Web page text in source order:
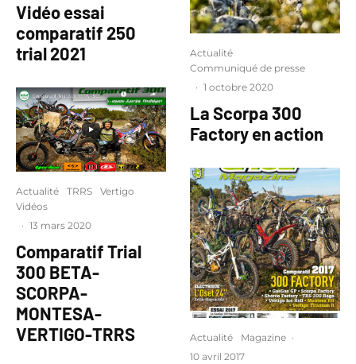
Vidéo essai
comparatif 250
trial 2021
Actualité TRRS
Vertigo
Vidéos
· 13 mars 2020
Comparatif Trial
300 BETA-
SCORPA-
MONTESA-
VERTIGO-TRRS
Actualité
Communiqué de presse
· 1 octobre 2020
La Scorpa 300
Factory en action
Actualité Magazine ·
10 avril 2017